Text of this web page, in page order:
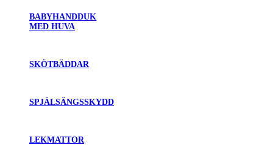
BABYHANDDUK
MED HUVA
SKÖTBÄDDAR
SPJÄLSÄNGSSKYDD
LEKMATTOR